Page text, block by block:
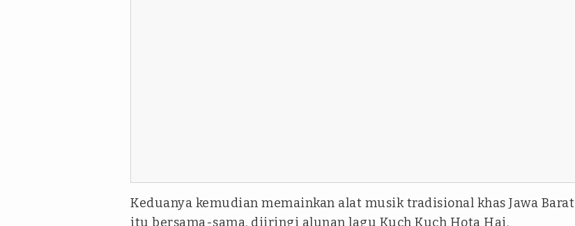
Keduanya kemudian memainkan alat musik tradisional khas Jawa Barat
itu bersama-sama, diiringi alunan lagu Kuch Kuch Hota Hai.